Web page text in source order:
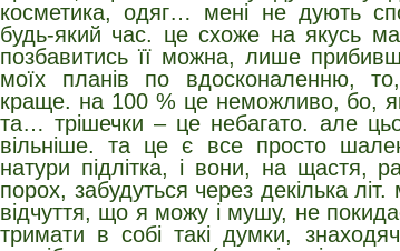
косметика, одяг… мені не дують
будь-який час. це схоже на якусь
позбавитись її можна, лише
моїх планів по вдосконаленню,
краще. на 100 % це неможливо, бо, як
та… трішечки – це небагато. але
вільніше. та це є все просто
натури підлітка, і вони, на щастя,
порох, забудуться через декілька
відчуття, що я можу і мушу, не
тримати в собі такі думки,